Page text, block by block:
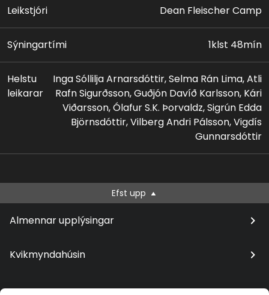
Leikstjóri Dean Fleischer Camp
Sýningartími 1klst 48mín
Helstu
leikarar
Inga Sóllilja Arnarsdóttir, Selma Rán Lima, Atli
Rafn Sigurðsson, Guðjón Davíð Karlsson, Kári
Viðarsson, Ólafur S.K. Þorvaldz, Sigrún Edda
Björnsdóttir, Vilberg Andri Pálsson, Vigdís
Gunnarsdóttir
Efst upp
Almennar upplýsingar
Kvikmyndahúsin